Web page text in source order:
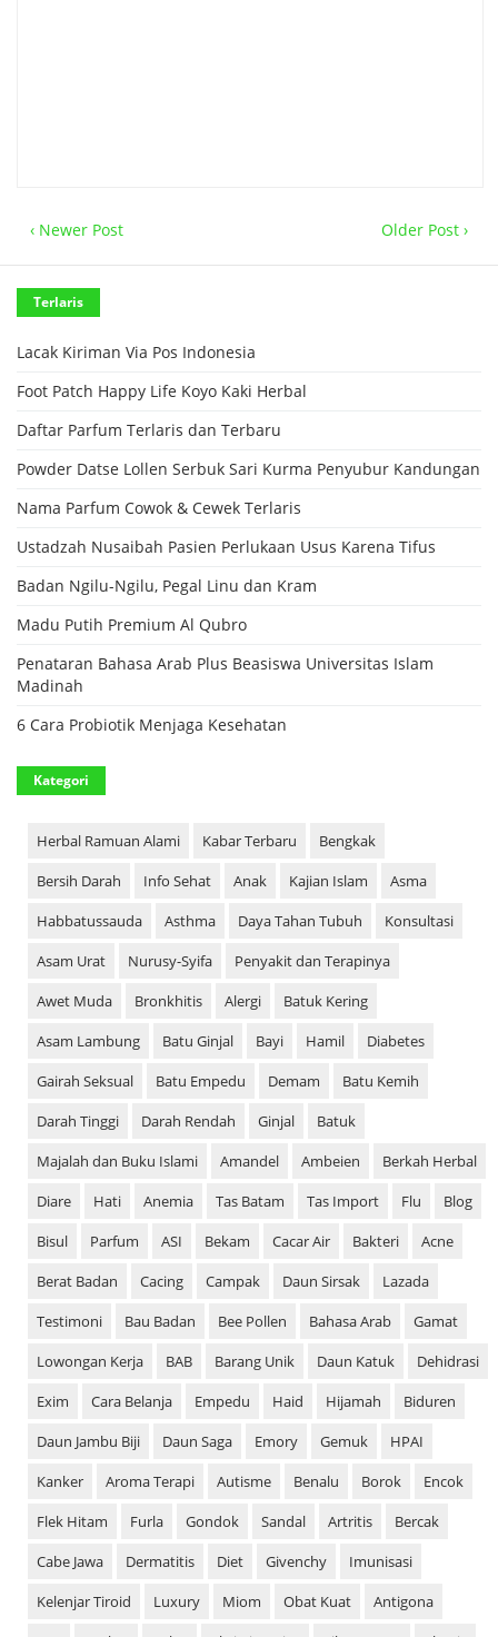
‹ Newer Post Older Post ›
Terlaris
Lacak Kiriman Via Pos Indonesia
Foot Patch Happy Life Koyo Kaki Herbal
Daftar Parfum Terlaris dan Terbaru
Powder Datse Lollen Serbuk Sari Kurma Penyubur Kandungan
Nama Parfum Cowok & Cewek Terlaris
Ustadzah Nusaibah Pasien Perlukaan Usus Karena Tifus
Badan Ngilu-Ngilu, Pegal Linu dan Kram
Madu Putih Premium Al Qubro
Penataran Bahasa Arab Plus Beasiswa Universitas Islam
Madinah
6 Cara Probiotik Menjaga Kesehatan
Kategori
Herbal Ramuan Alami Kabar Terbaru
Bengkak
Bersih Darah
Info Sehat Anak Kajian Islam
Asma
Habbatussauda
Asthma Daya Tahan Tubuh
Konsultasi
Asam Urat
Nurusy-Syifa
Penyakit dan Terapinya
Awet Muda
Bronkhitis Alergi
Batuk Kering
Asam Lambung
Batu Ginjal Bayi Hamil
Diabetes
Gairah Seksual
Batu Empedu Demam
Batu Kemih
Darah Tinggi
Darah Rendah Ginjal
Batuk
Majalah dan Buku Islami
Amandel Ambeien
Berkah Herbal
Diare
Hati Anemia Tas Batam Tas Import Flu
Blog
Bisul
Parfum ASI Bekam Cacar Air Bakteri
Acne
Berat Badan
Cacing Campak Daun Sirsak
Lazada
Testimoni
Bau Badan Bee Pollen Bahasa Arab
Gamat
Lowongan Kerja
BAB Barang Unik Daun Katuk
Dehidrasi
Exim
Cara Belanja Empedu Haid Hijamah
Biduren
Daun Jambu Biji
Daun Saga Emory Gemuk
HPAI
Kanker
Aroma Terapi Autisme Benalu Borok
Encok
Flek Hitam
Furla Gondok Sandal Artritis
Bercak
Cabe Jawa
Dermatitis Diet Givenchy
Imunisasi
Kelenjar Tiroid
Luxury Miom Obat Kuat
Antigona